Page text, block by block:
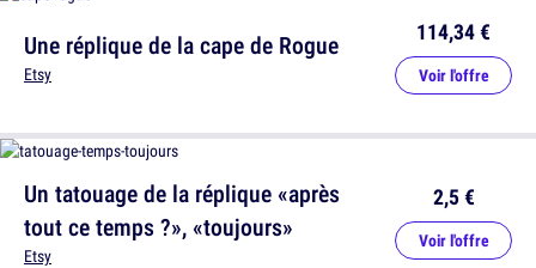
Un tatouage de la réplique «après
tout ce temps ?», «toujours»
Etsy
2,5 €
Voir l'offre
Une réplique de la cape de Rogue
Etsy
114,34 €
Voir l'offre